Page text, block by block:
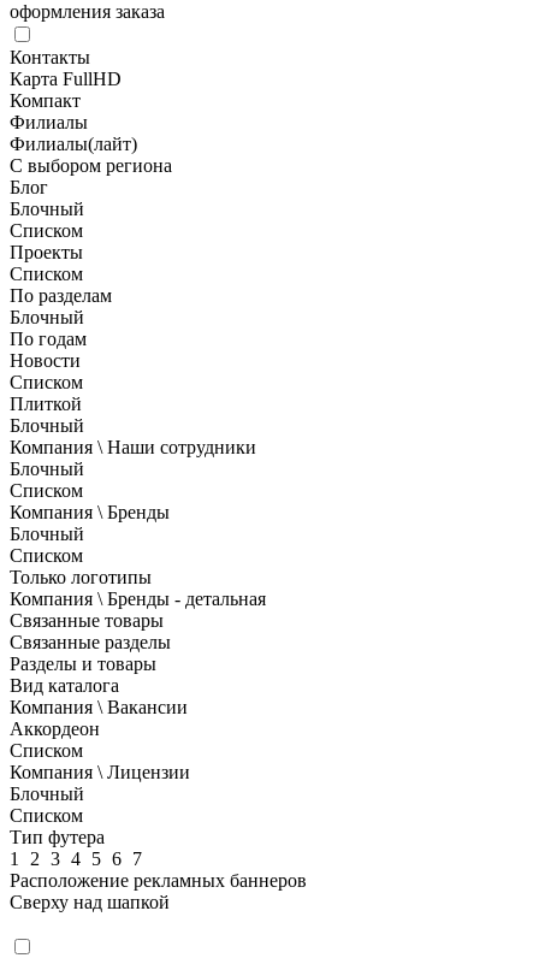
оформления заказа
Контакты
Карта FullHD
Компакт
Филиалы
Филиалы(лайт)
С выбором региона
Блог
Блочный
Списком
Проекты
Списком
По разделам
Блочный
По годам
Новости
Списком
Плиткой
Блочный
Компания \ Наши сотрудники
Блочный
Списком
Компания \ Бренды
Блочный
Списком
Только логотипы
Компания \ Бренды - детальная
Связанные товары
Связанные разделы
Разделы и товары
Вид каталога
Компания \ Вакансии
Аккордеон
Списком
Компания \ Лицензии
Блочный
Списком
Тип футера
1
2 3 4 5 6 7
Расположение рекламных баннеров
Сверху над шапкой